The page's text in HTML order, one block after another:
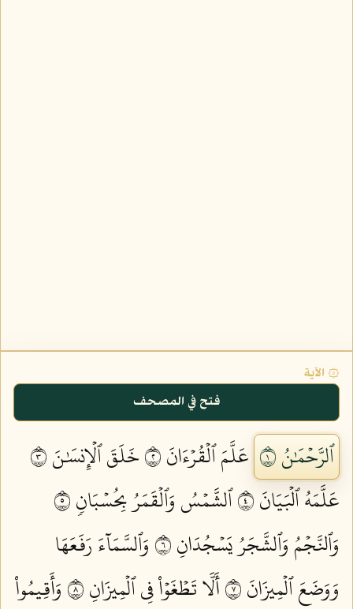
۞ الآية
فتح في المصحف
ٱلرَّحۡمَٰنُ ١ عَلَّمَ ٱلۡقُرۡءَانَ ٢
خَلَقَ ٱلۡإِنسَٰنَ ٣
عَلَّمَهُ ٱلۡبَيَانَ ٤
ٱلشَّمۡسُ وَٱلۡقَمَرُ بِحُسۡبَانٖ ٥
وَٱلنَّجۡمُ وَٱلشَّجَرُ يَسۡجُدَانِ ٦
وَٱلسَّمَآءَ رَفَعَهَا
وَوَضَعَ ٱلۡمِيزَانَ ٧
أَلَّا تَطۡغَوۡاْ فِي ٱلۡمِيزَانِ ٨
وَأَقِيمُواْ